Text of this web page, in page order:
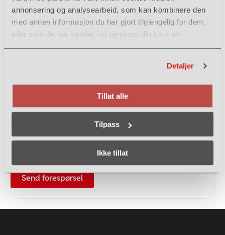
annonsering og analysearbeid, som kan kombinere den
med annen informasjon du har gjort tilgjengelig for dem,
eller som de har samlet inn gjennom din bruk av
Detaljer
Tillat alle
Tilpass
Ikke tillat
Send forespørsel